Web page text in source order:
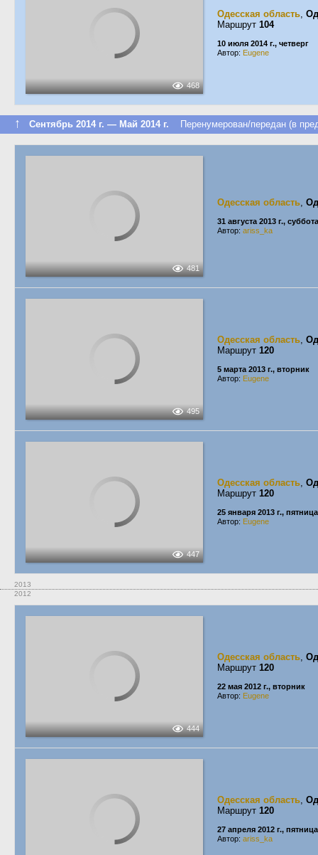
468
Одесская область,
Маршрут 104
10 июля 2014 г., четверг
Автор: Eugene
↑ Сентябрь 2014 г. — Май 2014 г. Перенумерован/передан (в
481
Одесская область,
31 августа 2013 г., суббота
Автор: ariss_ka
495
Одесская область,
Маршрут 120
5 марта 2013 г., вторник
Автор: Eugene
447
Одесская область,
Маршрут 120
25 января 2013 г., пятница
Автор: Eugene
2013
2012
444
Одесская область,
Маршрут 120
22 мая 2012 г., вторник
Автор: Eugene
Одесская область,
Маршрут 120
27 апреля 2012 г., пятница
Автор: ariss_ka